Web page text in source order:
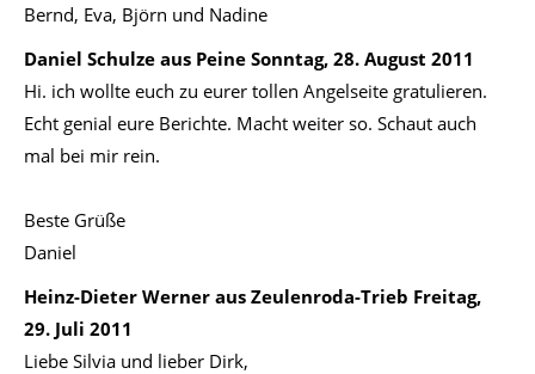
Bernd, Eva, Björn und Nadine
Daniel Schulze aus Peine Sonntag, 28. August 2011
Hi. ich wollte euch zu eurer tollen Angelseite gratulieren.
Echt genial eure Berichte. Macht weiter so. Schaut auch
mal bei mir rein.
Beste Grüße
Daniel
Heinz-Dieter Werner aus Zeulenroda-Trieb Freitag,
29. Juli 2011
Liebe Silvia und lieber Dirk,